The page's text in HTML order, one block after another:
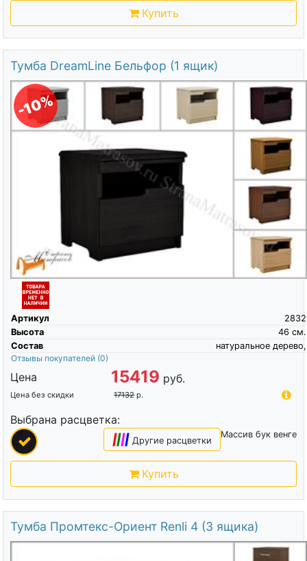
Купить
Тумба DreamLine Бельфор (1 ящик)
-10%
Артикул
2832
Высота
см.
46
Состав
натуральное дерево,
Отзывы покупателей (0)
Цена 15419 руб.
Цена без скидки 17132 р.
Выбрана расцветка:
Массив бук венге
|||| Другие расцветки
Купить
Тумба Промтекс-Ориент Renli 4 (3 ящика)